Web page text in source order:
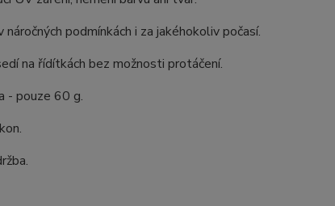
náročných podmínkách i za jakéhokoliv počasí.
na řídítkách bez možnosti protáčení.
- pouze 60 g.